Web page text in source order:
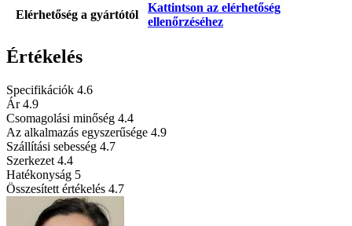
Elérhetőség a gyártótól
Kattintson az elérhetőség
ellenőrzéséhez
Értékelés
Specifikációk 4.6
Ár 4.9
Csomagolási minőség 4.4
Az alkalmazás egyszerűsége 4.9
Szállítási sebesség 4.7
Szerkezet 4.4
Hatékonyság 5
Összesített értékelés 4.7